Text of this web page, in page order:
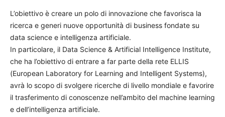
L’obiettivo è creare un polo di innovazione che favorisca la
ricerca e generi nuove opportunità di business fondate su
data science e intelligenza artificiale.
In particolare, il Data Science & Artificial Intelligence Institute,
che ha l’obiettivo di entrare a far parte della rete ELLIS
(European Laboratory for Learning and Intelligent Systems),
avrà lo scopo di svolgere ricerche di livello mondiale e favorire
il trasferimento di conoscenze nell’ambito del machine learning
e dell’intelligenza artificiale.